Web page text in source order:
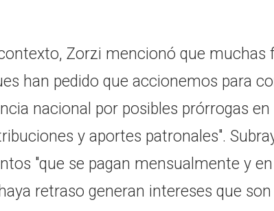
Zorzi mencionó que muchas
han pedido que accionemos para
nacional por posibles prórrogas en
y aportes patronales".
"que se pagan mensualmente y
retraso generan intereses que